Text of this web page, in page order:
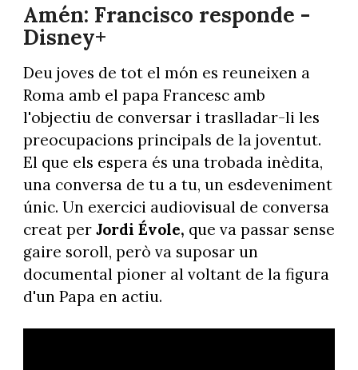
Amén: Francisco responde -
Disney+
Deu joves de tot el món es reuneixen a
Roma amb el papa Francesc amb
l'objectiu de conversar i traslladar-li les
preocupacions principals de la joventut.
El que els espera és una trobada inèdita,
una conversa de tu a tu, un esdeveniment
únic. Un exercici audiovisual de conversa
creat per Jordi Évole, que va passar sense
gaire soroll, però va suposar un
documental pioner al voltant de la figura
d'un Papa en actiu.